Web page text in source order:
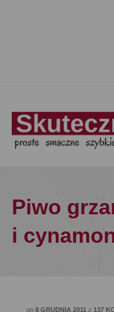
Piwo
i
on 8 GRUDNIA 2011 z 137